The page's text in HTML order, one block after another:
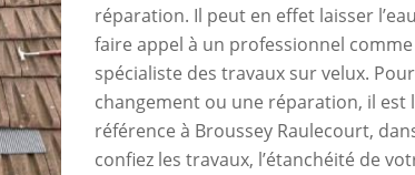
réparation. Il peut en effet laisser
faire appel à un professionnel comme
spécialiste des travaux sur velux.
changement ou une réparation, il est
référence à Broussey Raulecourt,
confiez les travaux, l’étanchéité de